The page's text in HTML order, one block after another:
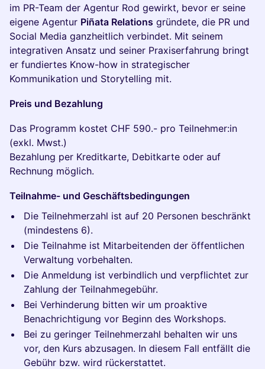
im PR-Team der Agentur Rod gewirkt, bevor er seine
eigene Agentur Piñata Relations gründete, die PR und
Social Media ganzheitlich verbindet. Mit seinem
integrativen Ansatz und seiner Praxis­erfahrung bringt
er fundiertes Know-how in strategischer
Kommunikation und Storytelling mit.
Preis und Bezahlung
Das Programm kostet CHF 590.- pro Teilnehmer:in
(exkl. Mwst.)
Bezahlung per Kreditkarte, Debitkarte oder auf
Rechnung möglich.
Teilnahme- und Geschäftsbedingungen
​Die Teilnehmerzahl ist auf 20 Personen beschränkt
(mindestens 6).
​Die Teilnahme ist Mitarbeitenden der öffentlichen
Verwaltung vorbehalten.
​Die Anmeldung ist verbindlich und verpflichtet zur
Zahlung der Teilnahmegebühr.
​Bei Verhinderung bitten wir um proaktive
Benachrichtigung vor Beginn des Workshops.
​Bei zu geringer Teilnehmerzahl behalten wir uns
vor, den Kurs abzusagen. In diesem Fall entfällt die
Gebühr bzw. wird rückerstattet.